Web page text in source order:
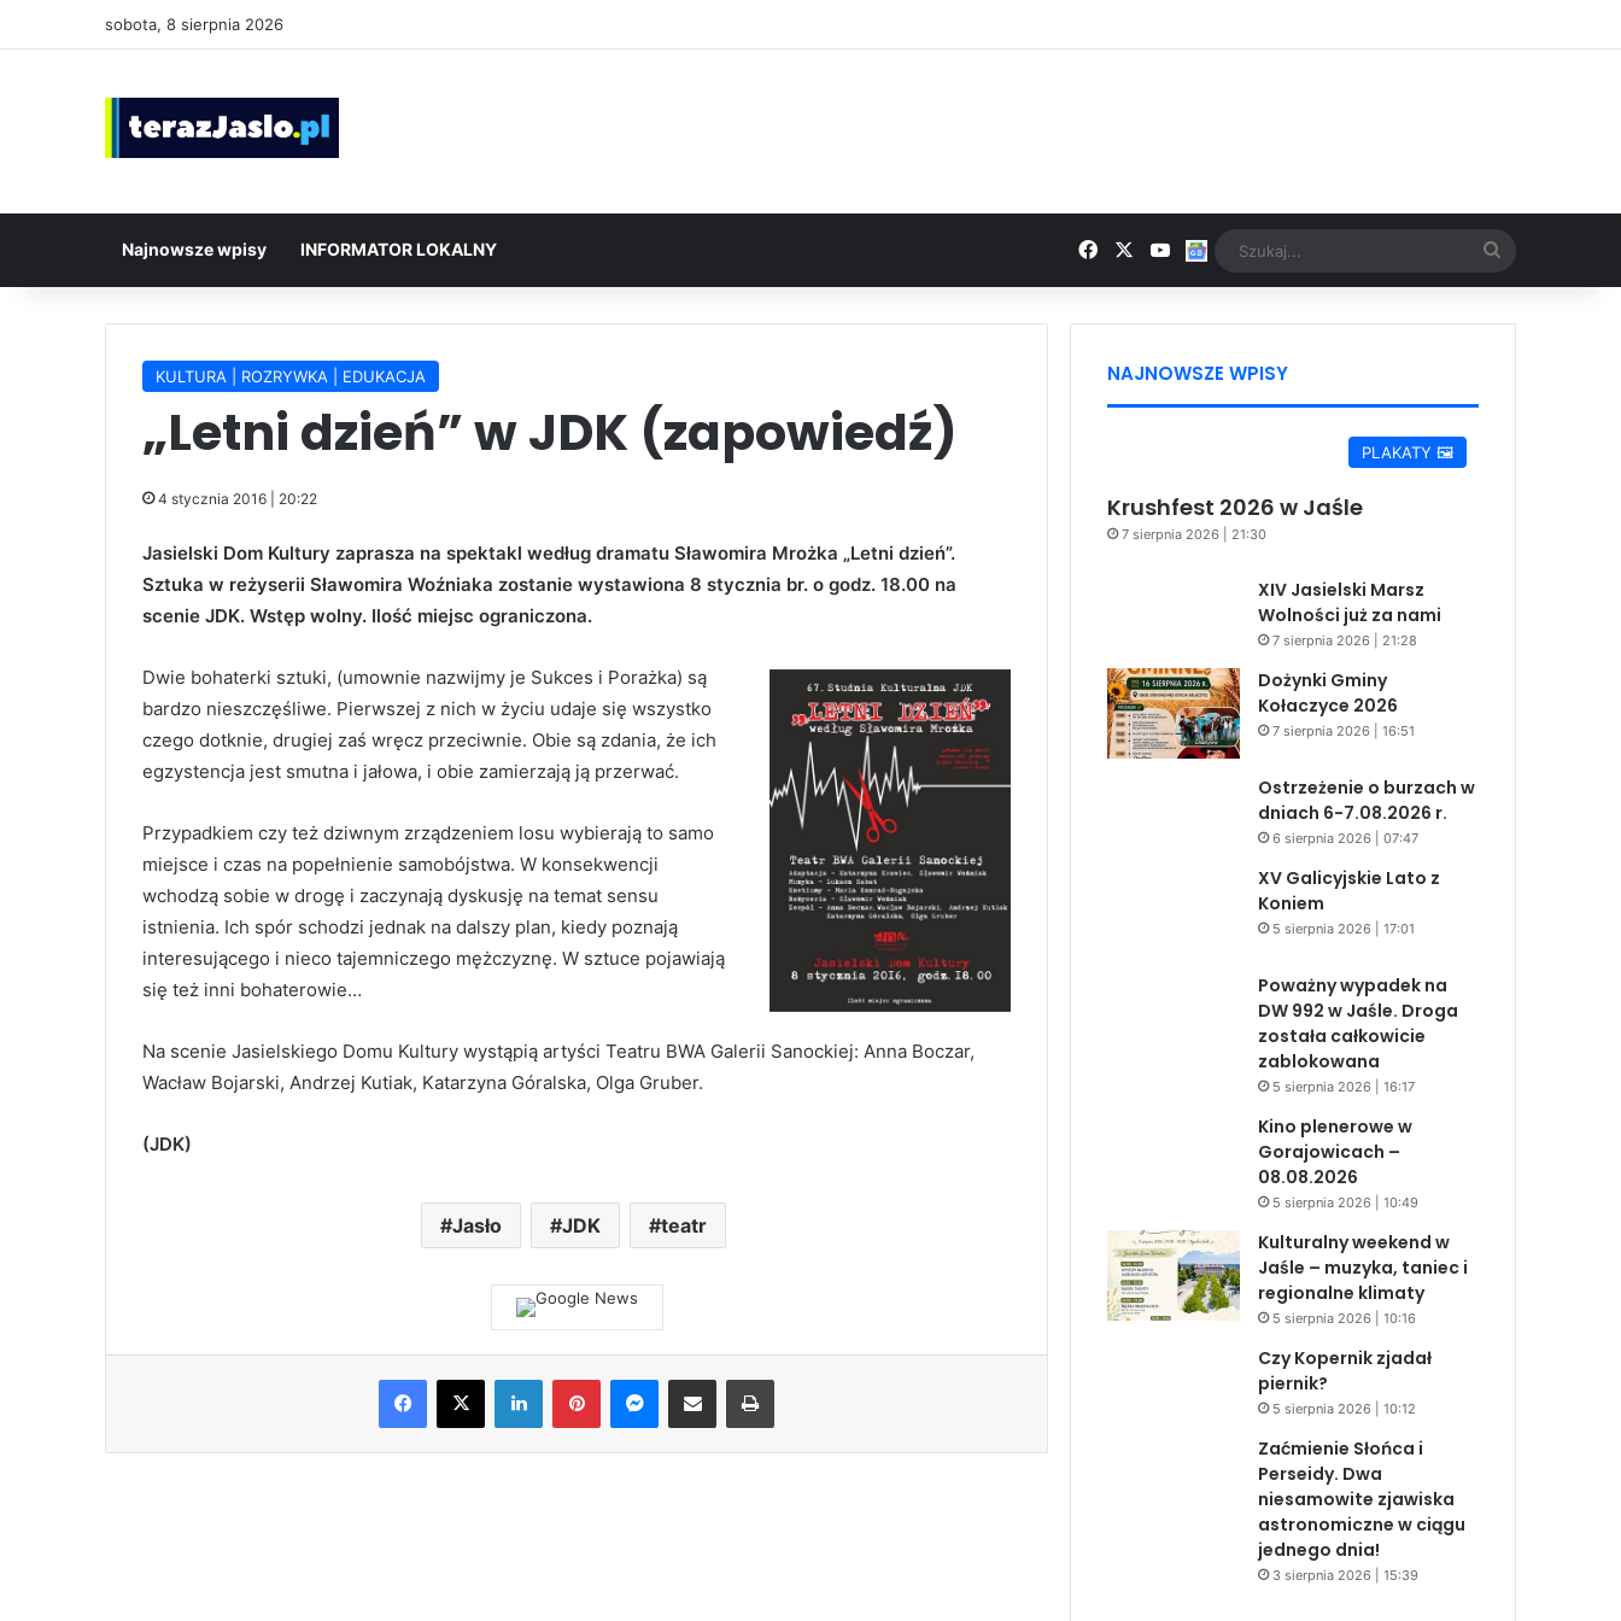
sobota, 8 sierpnia 2026
Najnowsze wpisy INFORMATOR LOKALNY FacebookYouTubeGoogle News
KULTURA | ROZRYWKA | EDUKACJA
„Letni dzień” w JDK (zapowiedź)
4 stycznia 2016 | 20:22
Jasielski Dom Kultury zaprasza na spektakl według dramatu Sławomira Mrożka „Letni dzień”.
Sztuka w reżyserii Sławomira Woźniaka zostanie wystawiona 8 stycznia br. o godz. 18.00 na
scenie JDK. Wstęp wolny. Ilość miejsc ograniczona.
Dwie bohaterki sztuki, (umownie nazwijmy je Sukces i Porażka) są
bardzo nieszczęśliwe. Pierwszej z nich w życiu udaje się wszystko
czego dotknie, drugiej zaś wręcz przeciwnie. Obie są zdania, że ich
egzystencja jest smutna i jałowa, i obie zamierzają ją przerwać.
Przypadkiem czy też dziwnym zrządzeniem losu wybierają to samo
miejsce i czas na popełnienie samobójstwa. W konsekwencji
wchodzą sobie w drogę i zaczynają dyskusję na temat sensu
istnienia. Ich spór schodzi jednak na dalszy plan, kiedy poznają
interesującego i nieco tajemniczego mężczyznę. W sztuce pojawiają
się też inni bohaterowie…
Na scenie Jasielskiego Domu Kultury wystąpią artyści Teatru BWA Galerii Sanockiej: Anna Boczar,
Wacław Bojarski, Andrzej Kutiak, Katarzyna Góralska, Olga Gruber.
(JDK)
Jasło JDK teatr
Facebook
X LinkedInPinterestMessenger
Share via Email Print
NAJNOWSZE WPISY
PLAKATY 🖼️
Krushfest 2026 w Jaśle
7 sierpnia 2026 | 21:30
XIV Jasielski Marsz
Wolności już za nami
7 sierpnia 2026 | 21:28
Dożynki Gminy
Kołaczyce 2026
7 sierpnia 2026 | 16:51
Ostrzeżenie o burzach w
dniach 6-7.08.2026 r.
6 sierpnia 2026 | 07:47
XV Galicyjskie Lato z
Koniem
5 sierpnia 2026 | 17:01
Poważny wypadek na
DW 992 w Jaśle. Droga
została całkowicie
zablokowana
5 sierpnia 2026 | 16:17
Kino plenerowe w
Gorajowicach –
08.08.2026
5 sierpnia 2026 | 10:49
Kulturalny weekend w
Jaśle – muzyka, taniec i
regionalne klimaty
5 sierpnia 2026 | 10:16
Czy Kopernik zjadał
piernik?
5 sierpnia 2026 | 10:12
Zaćmienie Słońca i
Perseidy. Dwa
niesamowite zjawiska
astronomiczne w ciągu
jednego dnia!
3 sierpnia 2026 | 15:39